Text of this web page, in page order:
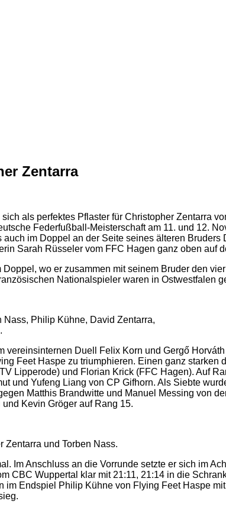
Zentarra
als perfektes Pflaster für Christopher Zentarra
Federfußball-Meisterschaft am 11. und 12.
im Doppel an der Seite seines älteren
Sarah Rüsseler vom FFC Hagen ganz oben auf
wo er zusammen mit seinem Bruder den
Nationalspieler waren in Ostwestfalen
Nass, Philip Kühne, David Zentarra,
vereinsinternen Duell Felix Korn und Gergő
Feet Haspe zu triumphieren. Einen ganz
Lipperode) und Florian Krick (FFC Hagen). Auf
und Yufeng Liang von CP Gifhorn. Als Siebte
Matthis Brandwitte und Manuel Messing von
Kevin Gröger auf Rang 15.
Zentarra und Torben Nass.
Im Anschluss an die Vorrunde setzte er sich im
CBC Wuppertal klar mit 21:11, 21:14 in die
im Endspiel Philip Kühne von Flying Feet Haspe